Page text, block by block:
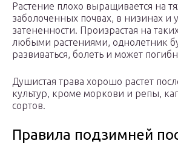
Растение плохо выращивается на
заболоченных почвах, в низинах и
затененности. Произрастая на
любыми растениями, однолетник
развиваться, болеть и может
Душистая трава хорошо растет
культур, кроме моркови и репы,
сортов.
Правила подзимней